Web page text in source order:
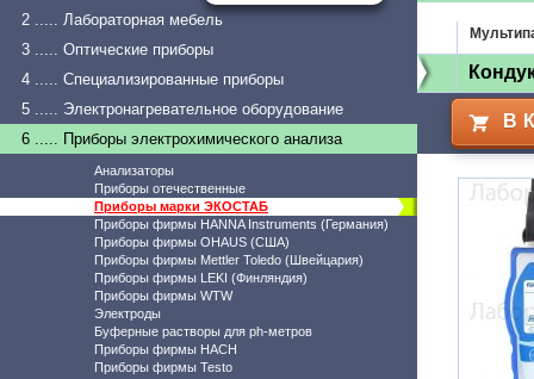
2 ..... Лабораторная мебель
3 ..... Оптические приборы
4 ..... Специализированные приборы
5 ..... Электронагревательное оборудование
6 ..... Приборы электрохимического анализа
Анализаторы
Приборы отечественные
Приборы марки ЭКОСТАБ
Приборы фирмы HANNA Instruments (Германия)
Приборы фирмы OHAUS (США)
Приборы фирмы Mettler Toledo (Швейцария)
Приборы фирмы LEKI (Финляндия)
Приборы фирмы WTW
Электроды
Буферные растворы для ph-метров
Приборы фирмы HACH
Приборы фирмы Testo
В